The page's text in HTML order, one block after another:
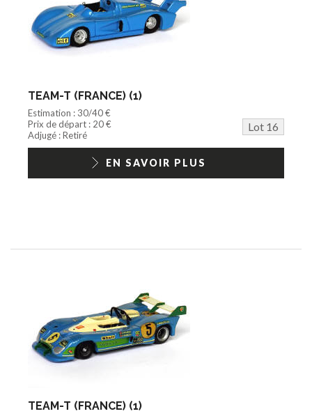
TEAM-T (FRANCE) (1)
Estimation : 30/40 €
Prix de départ : 20 €
Lot 16
Adjugé : Retiré
EN SAVOIR PLUS
TEAM-T (FRANCE) (1)